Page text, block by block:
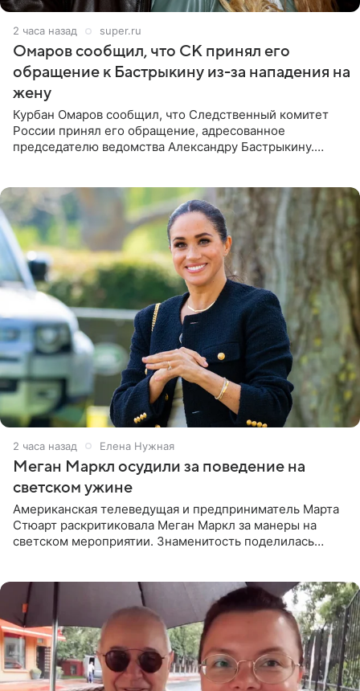
2 часа назад super.ru
Омаров сообщил, что СК принял его
обращение к Бастрыкину из-за нападения на
жену
Курбан Омаров сообщил, что Следственный комитет
России принял его обращение, адресованное
председателю ведомства Александру Бастрыкину.
2 часа назад Елена Нужная
Меган Маркл осудили за поведение на
светском ужине
Американская телеведущая и предприниматель Марта
Стюарт раскритиковала Меган Маркл за манеры на
светском мероприятии. Знаменитость поделилась